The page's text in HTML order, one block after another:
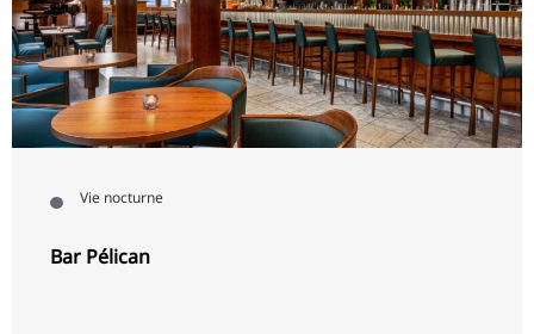
TR
RU
FI
ZH
Vie nocturne
Bar Pélican